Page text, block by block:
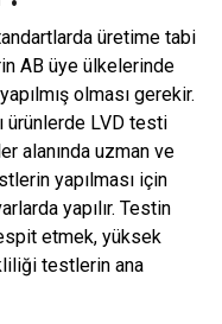
üretime tabi
AB üye ülkelerinde
olması gerekir.
ürünlerde LVD testi
alanında uzman ve
yapılması için
yapılır. Testin
etmek, yüksek
testlerin ana